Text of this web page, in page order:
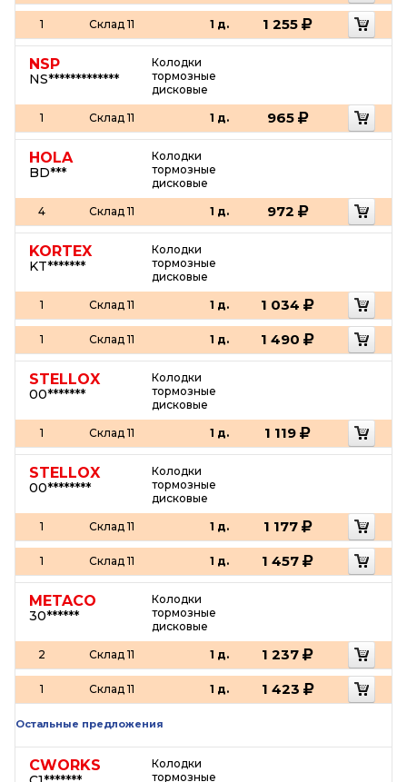
1 Склад 11 1 д. 1 255
NSP
NS*************
Колодки
тормозные
дисковые
1 Склад 11 1 д. 965
HOLA
BD***
Колодки
тормозные
дисковые
4 Склад 11 1 д. 972
KORTEX
KT*******
Колодки
тормозные
дисковые
1 Склад 11 1 д. 1 034
1 Склад 11 1 д. 1 490
STELLOX
00*******
Колодки
тормозные
дисковые
1 Склад 11 1 д. 1 119
STELLOX
00********
Колодки
тормозные
дисковые
1 Склад 11 1 д. 1 177
1 Склад 11 1 д. 1 457
METACO
30******
Колодки
тормозные
дисковые
2 Склад 11 1 д. 1 237
1 Склад 11 1 д. 1 423
Остальные предложения
CWORKS
Колодки
тормозные